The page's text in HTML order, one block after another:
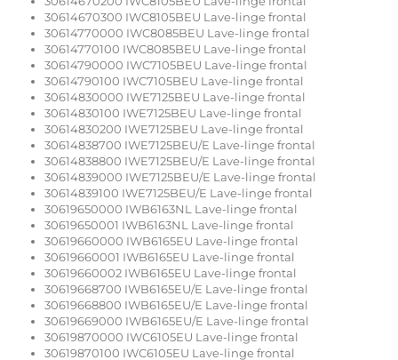
30614670300 IWC8105BEU Lave-linge frontal
30614770000 IWC8085BEU Lave-linge frontal
30614770100 IWC8085BEU Lave-linge frontal
30614790000 IWC7105BEU Lave-linge frontal
30614790100 IWC7105BEU Lave-linge frontal
30614830000 IWE7125BEU Lave-linge frontal
30614830100 IWE7125BEU Lave-linge frontal
30614830200 IWE7125BEU Lave-linge frontal
30614838700 IWE7125BEU/E Lave-linge frontal
30614838800 IWE7125BEU/E Lave-linge frontal
30614839000 IWE7125BEU/E Lave-linge frontal
30614839100 IWE7125BEU/E Lave-linge frontal
30619650000 IWB6163NL Lave-linge frontal
30619650001 IWB6163NL Lave-linge frontal
30619660000 IWB6165EU Lave-linge frontal
30619660001 IWB6165EU Lave-linge frontal
30619660002 IWB6165EU Lave-linge frontal
30619668700 IWB6165EU/E Lave-linge frontal
30619668800 IWB6165EU/E Lave-linge frontal
30619669000 IWB6165EU/E Lave-linge frontal
30619870000 IWC6105EU Lave-linge frontal
30619870100 IWC6105EU Lave-linge frontal